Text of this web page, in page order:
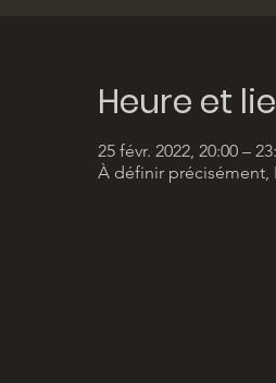
Heure et
25 févr. 2022, 20:00 –
À définir précisément,